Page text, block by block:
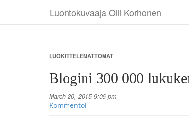
Luontokuvaaja Olli Korhonen
LUOKITTELEMATTOMAT
Blogini 300 000
March 20, 2015 9:06 pm
Kommentoi